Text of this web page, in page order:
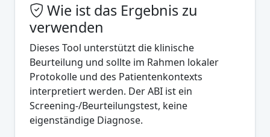
Wie ist das Ergebnis zu
verwenden
Dieses Tool unterstützt die klinische
Beurteilung und sollte im Rahmen lokaler
Protokolle und des Patientenkontexts
interpretiert werden. Der ABI ist ein
Screening-/Beurteilungstest, keine
eigenständige Diagnose.